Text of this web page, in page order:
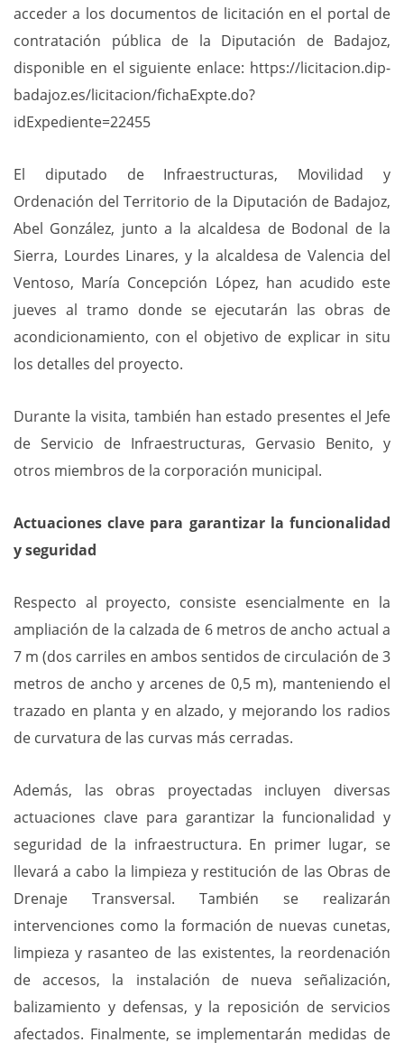
acceder a los documentos de licitación en el portal de
contratación pública de la Diputación de Badajoz,
disponible en el siguiente enlace: https://licitacion.dip-
badajoz.es/licitacion/fichaExpte.do?
idExpediente=22455
El diputado de Infraestructuras, Movilidad y
Ordenación del Territorio de la Diputación de Badajoz,
Abel González, junto a la alcaldesa de Bodonal de la
Sierra, Lourdes Linares, y la alcaldesa de Valencia del
Ventoso, María Concepción López, han acudido este
jueves al tramo donde se ejecutarán las obras de
acondicionamiento, con el objetivo de explicar in situ
los detalles del proyecto.
Durante la visita, también han estado presentes el Jefe
de Servicio de Infraestructuras, Gervasio Benito, y
otros miembros de la corporación municipal.
Actuaciones clave para garantizar la funcionalidad
y seguridad
Respecto al proyecto, consiste esencialmente en la
ampliación de la calzada de 6 metros de ancho actual a
7 m (dos carriles en ambos sentidos de circulación de 3
metros de ancho y arcenes de 0,5 m), manteniendo el
trazado en planta y en alzado, y mejorando los radios
de curvatura de las curvas más cerradas.
Además, las obras proyectadas incluyen diversas
actuaciones clave para garantizar la funcionalidad y
seguridad de la infraestructura. En primer lugar, se
llevará a cabo la limpieza y restitución de las Obras de
Drenaje Transversal. También se realizarán
intervenciones como la formación de nuevas cunetas,
limpieza y rasanteo de las existentes, la reordenación
de accesos, la instalación de nueva señalización,
balizamiento y defensas, y la reposición de servicios
afectados. Finalmente, se implementarán medidas de